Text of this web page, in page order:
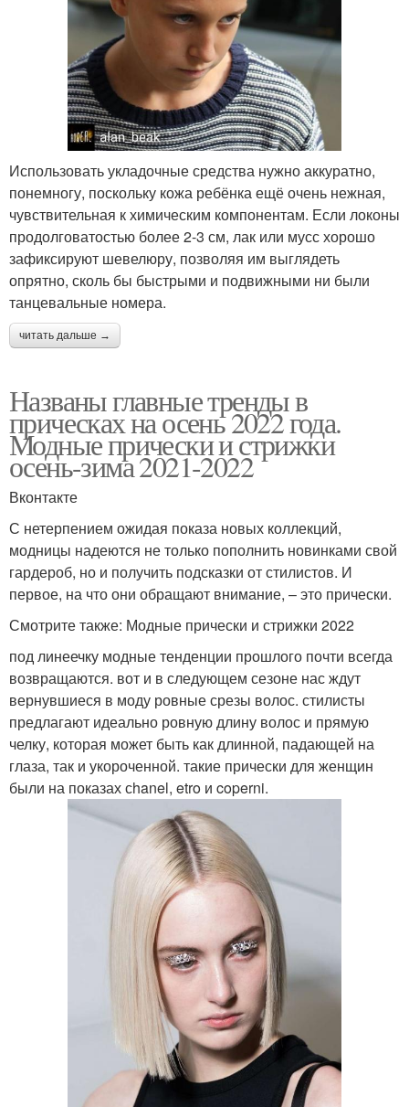
Использовать укладочные средства нужно аккуратно,
понемногу, поскольку кожа ребёнка ещё очень нежная,
чувствительная к химическим компонентам. Если локоны
продолговатостью более 2-3 см, лак или мусс хорошо
зафиксируют шевелюру, позволяя им выглядеть
опрятно, сколь бы быстрыми и подвижными ни были
танцевальные номера.
читать дальше →
Названы главные тренды в
прическах на осень 2022 года.
Модные прически и стрижки
осень-зима 2021-2022
Вконтакте
С нетерпением ожидая показа новых коллекций,
модницы надеются не только пополнить новинками свой
гардероб, но и получить подсказки от стилистов. И
первое, на что они обращают внимание, – это прически.
Смотрите также: Модные прически и стрижки 2022
под линеечку модные тенденции прошлого почти всегда
возвращаются. вот и в следующем сезоне нас ждут
вернувшиеся в моду ровные срезы волос. стилисты
предлагают идеально ровную длину волос и прямую
челку, которая может быть как длинной, падающей на
глаза, так и укороченной. такие прически для женщин
были на показах сhanel, etro и coperni.